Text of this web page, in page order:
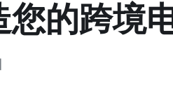
的跨境